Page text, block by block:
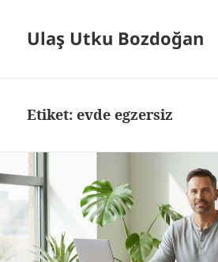
Ulaş Utku Bozdoğan
Etiket:evde egzersiz